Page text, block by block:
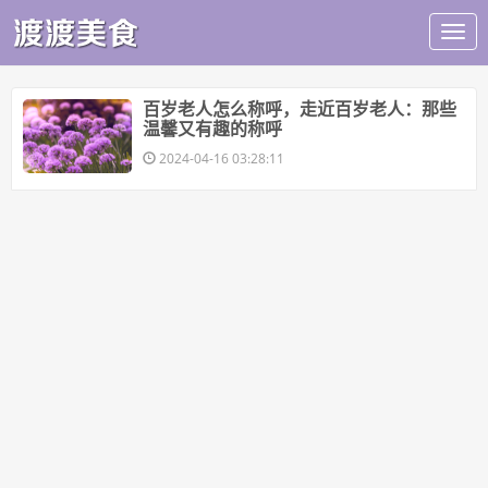
​百岁老人怎么称呼，走近百岁老人：那些
温馨又有趣的称呼
2024-04-16 03:28:11